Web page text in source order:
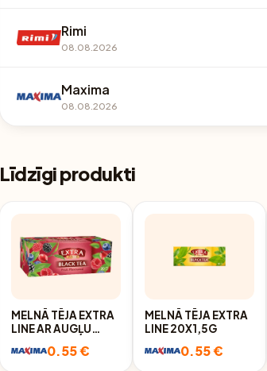
Rimi
08.08.2026
Maxima
08.08.2026
Līdzīgi produkti
MELNĀ TĒJA EXTRA
LINE AR AUGĻU
0.55 €
MELNĀ TĒJA EXTRA
LINE 20X1,5G
0.55 €